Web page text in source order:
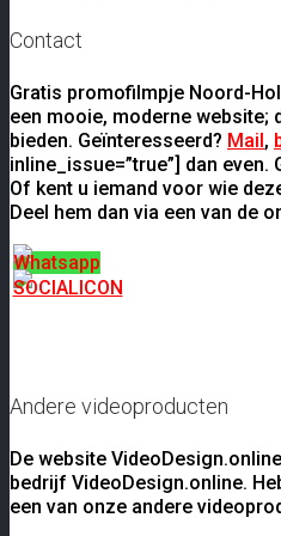
Contact
Gratis promofilmpje Noord-
een mooie, moderne website;
bieden. Geïnteresseerd? Mail,
inline_issue=”true”] dan even.
Of kent u iemand voor wie
Deel hem dan via een van de
Andere videoproducten
De website
bedrijf VideoDesign.online.
een van onze andere